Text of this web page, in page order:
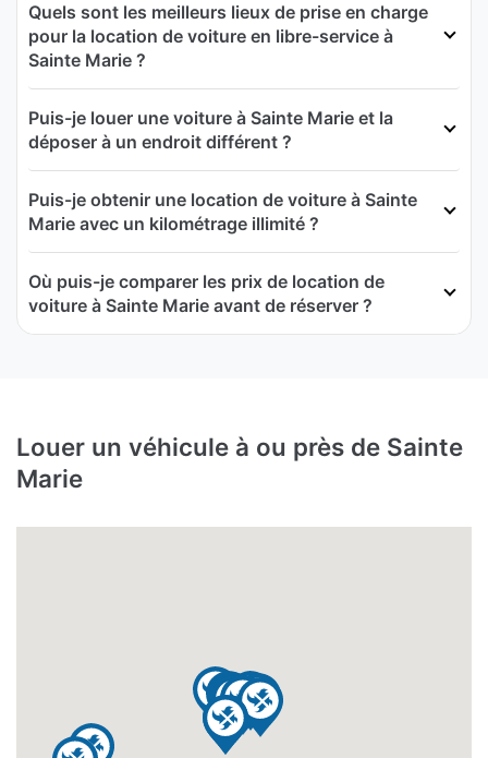
Quels sont les meilleurs lieux de prise en charge
pour la location de voiture en libre-service à
Sainte Marie ?
Puis-je louer une voiture à Sainte Marie et la
déposer à un endroit différent ?
Puis-je obtenir une location de voiture à Sainte
Marie avec un kilométrage illimité ?
Où puis-je comparer les prix de location de
voiture à Sainte Marie avant de réserver ?
Louer un véhicule à ou près de Sainte
Marie